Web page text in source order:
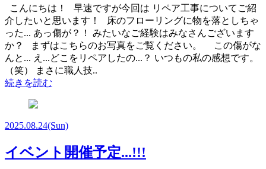
こんにちは！ 早速ですが今回は リペア工事についてご紹
介したいと思います！ 床のフローリングに物を落としちゃ
った... あっ傷が？！ みたいなご経験はみなさんございます
か？ まずはこちらのお写真をご覧ください。 この傷がな
んと... え...どこをリペアしたの...？ いつもの私の感想です。
（笑） まさに職人技..
続きを読む
2025.08.24(Sun)
イベント開催予定...!!!